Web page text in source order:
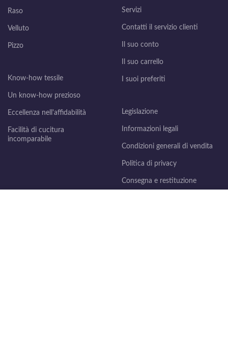
Raso
Velluto
Pizzo
Know-how tessile
Un know-how prezioso
Eccellenza nell'affidabilità
Facilità di cucitura
incomparabile
Servizi
Contatti il servizio clienti
Il suo conto
Il suo carrello
I suoi preferiti
Legislazione
Informazioni legali
Condizioni generali di vendita
Politica di privacy
Consegna e restituzione